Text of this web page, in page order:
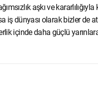
aşkı ve
iş dünyası olarak bizler de
içinde daha güçlü